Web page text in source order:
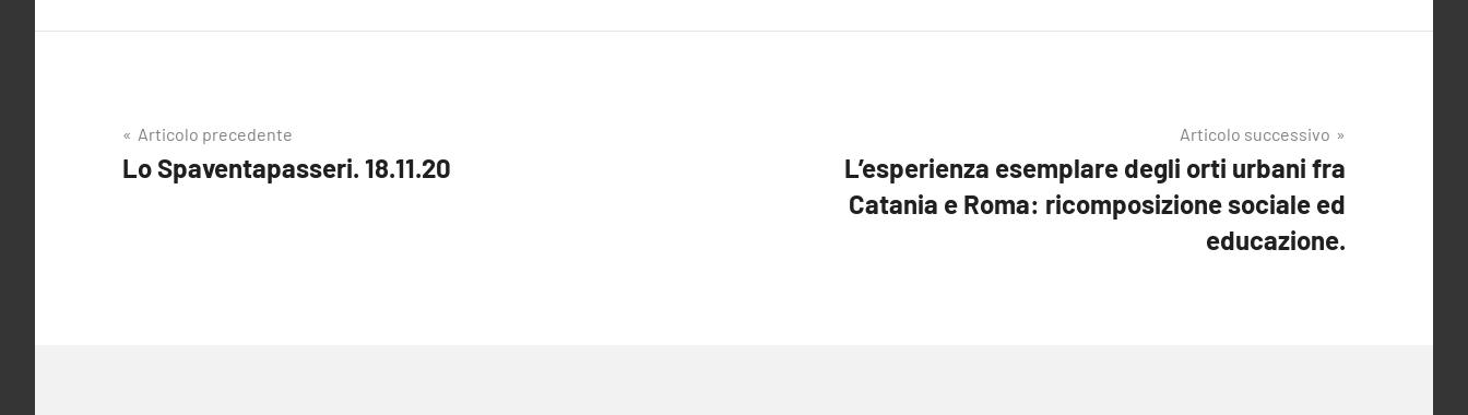
Navigazione
articoli
Articolo precedente
Lo Spaventapasseri. 18.11.20
Articolo successivo
L’esperienza esemplare degli orti urbani fra
Catania e Roma: ricomposizione sociale ed
educazione.